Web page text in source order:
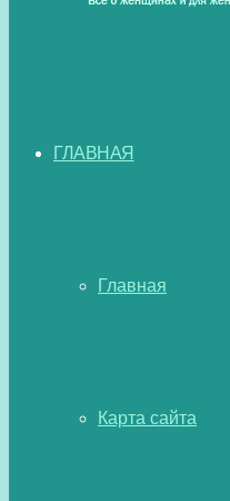
ГЛАВНАЯ
Главная
Карта сайта